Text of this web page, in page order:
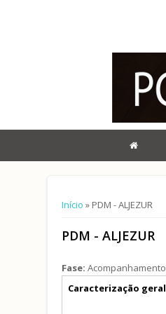
Está aqui
Início » PDM - ALJEZUR
PDM - ALJEZUR
Fase:Acompanhamento
Info geral
Caracterização geral